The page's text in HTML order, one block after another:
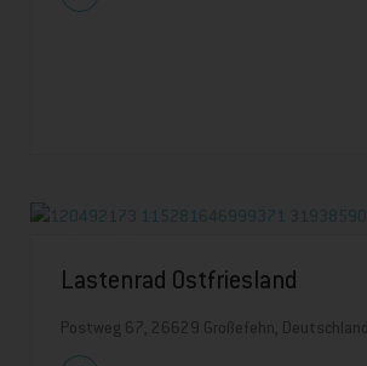
Lastenrad Ostfriesland
Postweg 67, 26629 Großefehn, Deutschland